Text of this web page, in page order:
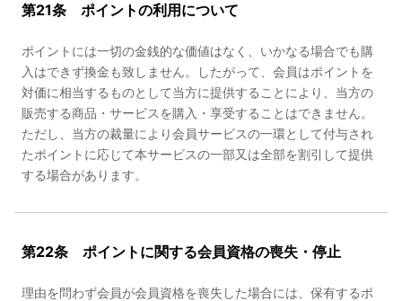
第21条 ポイントの利用について
ポイントには一切の金銭的な価値はなく、いかなる場合でも購
入はできず換金も致しません。したがって、会員はポイントを
対価に相当するものとして当方に提供することにより、当方の
販売する商品・サービスを購入・享受することはできません。
ただし、当方の裁量により会員サービスの一環として付与され
たポイントに応じて本サービスの一部又は全部を割引して提供
する場合があります。
第22条 ポイントに関する会員資格の喪失・停止
理由を問わず会員が会員資格を喪失した場合には、保有するポ